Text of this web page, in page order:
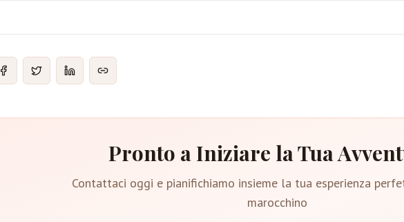
Pronto a Iniziare la Tua
Contattaci oggi e pianifichiamo insieme la tua esperienza
marocchino